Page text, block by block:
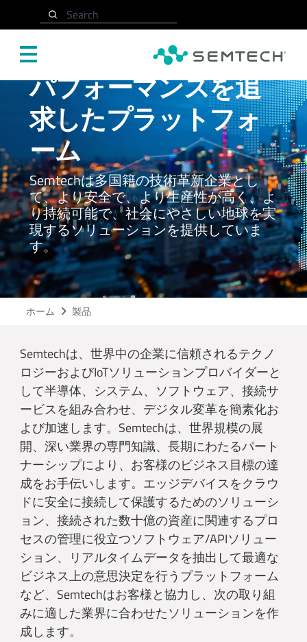
Search
パフォーマンスを追
求したプラットフォ
ーム
Semtechは多国籍の技術革新企業とし
て、より安全で、より生産性が高く、よ
り持続可能で、社会にやさしい地球を実
現するソリューションを提供していま
す。
ホーム 製品
Semtechは、世界中の企業に信頼されるテクノ
ロジーおよびIoTソリューションプロバイダーと
して半導体、システム、ソフトウェア、接続サ
ービスを組み合わせ、デジタル変革を簡素化お
よび加速します。Semtechは、世界規模の展
開、深い業界の専門知識、長期にわたるパート
ナーシップにより、お客様のビジネス目標の達
成をお手伝いします。エッジデバイスをクラウ
ドに安全に接続して保護するためのソリューシ
ョン、接続された数十億の資産に関連するプロ
セスの管理に役立つソフトウェア/APIソリュー
ション、リアルタイムデータを抽出して最適な
ビジネス上の意思決定を行うプラットフォーム
など、Semtechはお客様と協力し、次の取り組
みに適した業界に合わせたソリューションを作
成します。